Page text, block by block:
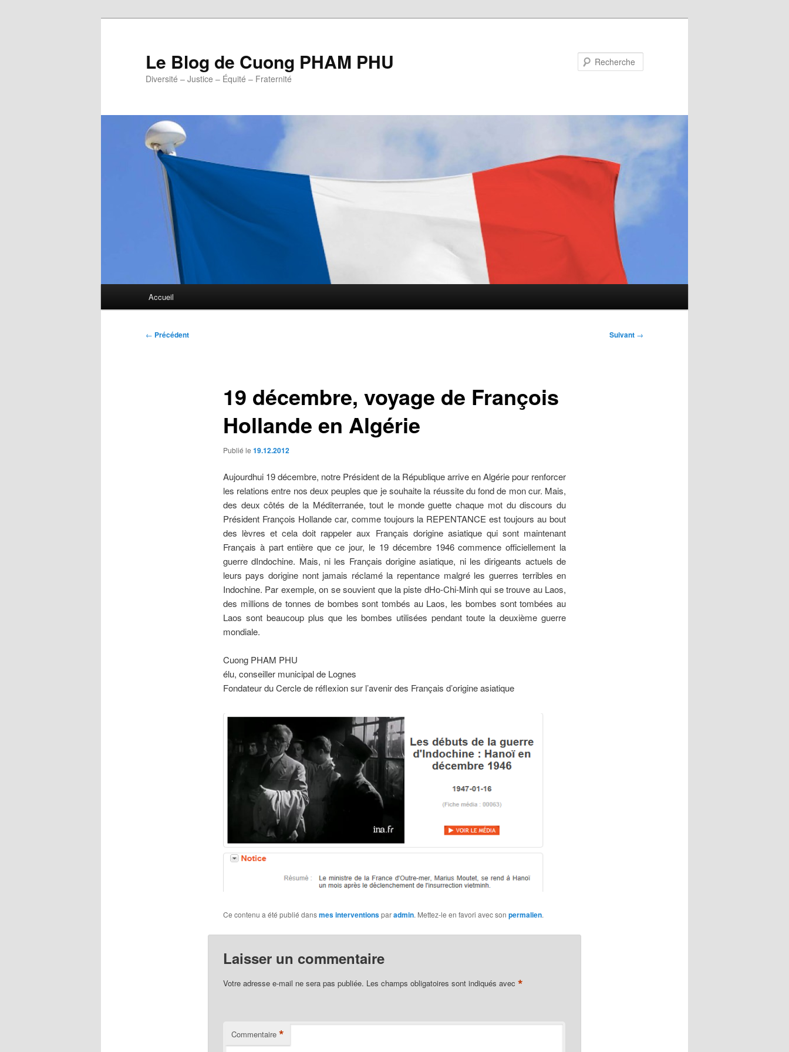
Le Blog de Cuong PHAM PHU
Diversité – Justice – Équité – Fraternité
Accueil
Navigation
← Précédent Suivant →
19 décembre, voyage de François
Hollande en Algérie
Publié le 19.12.2012
Aujourdhui 19 décembre, notre Président de la République arrive en Algérie pour renforcer
les relations entre nos deux peuples que je souhaite la réussite du fond de mon cur. Mais,
des deux côtés de la Méditerranée, tout le monde guette chaque mot du discours du
Président François Hollande car, comme toujours la REPENTANCE est toujours au bout
des lèvres et cela doit rappeler aux Français dorigine asiatique qui sont maintenant
Français à part entière que ce jour, le 19 décembre 1946 commence officiellement la
guerre dIndochine. Mais, ni les Français dorigine asiatique, ni les dirigeants actuels de
leurs pays dorigine nont jamais réclamé la repentance malgré les guerres terribles en
Indochine. Par exemple, on se souvient que la piste dHo-Chi-Minh qui se trouve au Laos,
des millions de tonnes de bombes sont tombés au Laos, les bombes sont tombées au
Laos sont beaucoup plus que les bombes utilisées pendant toute la deuxième guerre
mondiale.
Cuong PHAM PHU
élu, conseiller municipal de Lognes
Fondateur du Cercle de réflexion sur l’avenir des Français d’origine asiatique
Ce contenu a été publié dansmes interventionsparadmin. Mettez-le en favori avec son permalien.
Laisser un commentaire
Votre adresse e-mail ne sera pas publiée. Les champs obligatoires sont indiqués avec *
Commentaire *